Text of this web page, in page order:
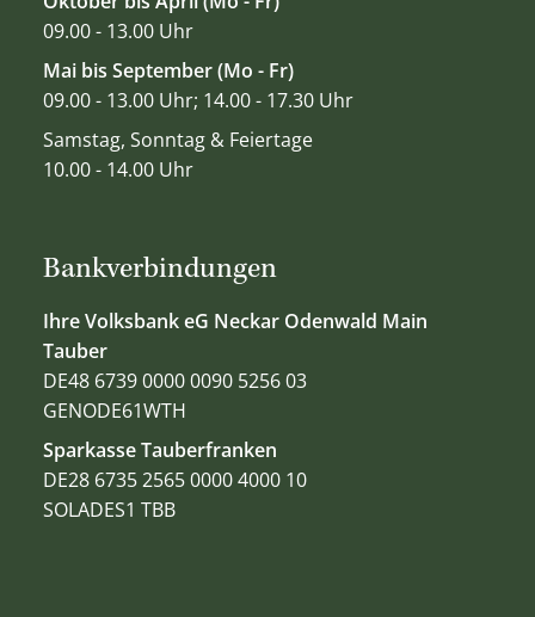
Bankverbindungen
Ihre Volksbank eG Neckar Odenwald Main
Tauber
DE48 6739 0000 0090 5256 03
GENODE61WTH
Sparkasse Tauberfranken
DE28 6735 2565 0000 4000 10
SOLADES1 TBB
09.00 - 13.00 Uhr
Mai bis September (Mo - Fr)
09.00 - 13.00 Uhr; 14.00 - 17.30 Uhr
Samstag, Sonntag & Feiertage
10.00 - 14.00 Uhr